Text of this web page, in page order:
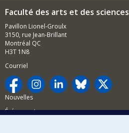
Faculté des arts et des sciences
Pavillon Lionel-Groulx
3150, rue Jean-Brillant
Montréal QC
H3T 1N8
Courriel
Nouvelles
Événements